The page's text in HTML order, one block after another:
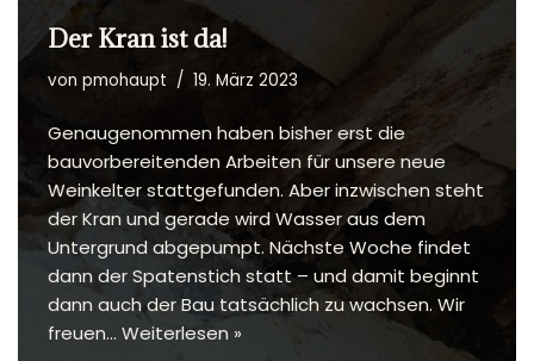
Der Kran ist da!
von pmohaupt 19. März 2023
Genaugenommen haben bisher erst die
bauvorbereitenden Arbeiten für unsere neue
Weinkelter stattgefunden. Aber inzwischen steht
der Kran und gerade wird Wasser aus dem
Untergrund abgepumpt. Nächste Woche findet
dann der Spatenstich statt – und damit beginnt
dann auch der Bau tatsächlich zu wachsen. Wir
freuen… Weiterlesen »